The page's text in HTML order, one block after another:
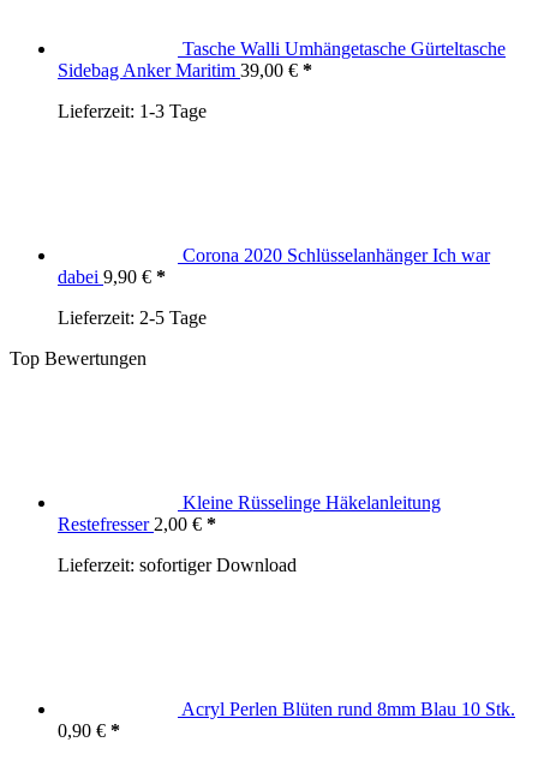
Tasche Walli Umhängetasche Gürteltasche
Sidebag Anker Maritim 39,00 €
Lieferzeit: 1-3 Tage
Corona 2020 Schlüsselanhänger Ich war
dabei 9,90 €
Lieferzeit: 2-5 Tage
Top Bewertungen
Kleine Rüsselinge Häkelanleitung
Restefresser 2,00 €
Lieferzeit: sofortiger Download
Acryl Perlen Blüten rund 8mm Blau 10 Stk.
0,90 €